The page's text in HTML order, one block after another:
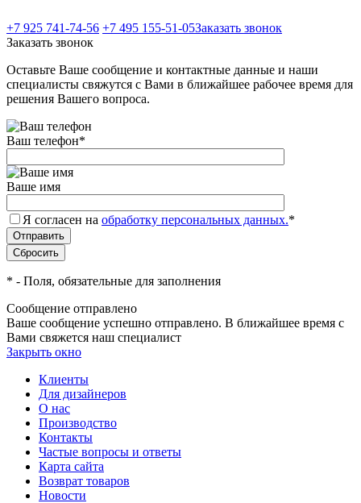
+7 925 741-74-56 +7 495 155-51-05Заказать звонок
Заказать звонок
Оставьте Ваше сообщение и контактные данные и наши
специалисты свяжутся с Вами в ближайшее рабочее время для
решения Вашего вопроса.
Ваш телефон*
Ваше имя
Я согласен на обработку персональных данных.*
* - Поля, обязательные для заполнения
Сообщение отправлено
Ваше сообщение успешно отправлено. В ближайшее время с
Вами свяжется наш специалист
Закрыть окно
Клиенты
Для дизайнеров
О нас
Производство
Контакты
Частые вопросы и ответы
Карта сайта
Возврат товаров
Новости